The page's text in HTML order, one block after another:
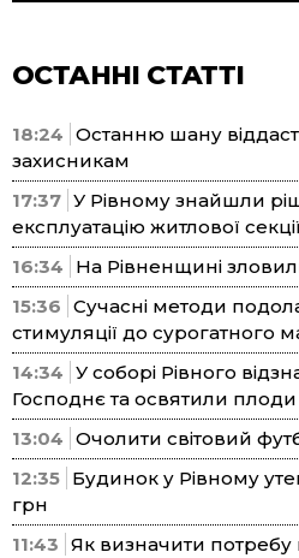
ОСТАННІ СТАТТІ
18:24 Останню шану
захисникам
17:37 У Рівному знайшли
експлуатацію житлової
16:34
На Рівненщині
15:36 Сучасні методи
стимуляції до сурогатного
14:34 У соборі Рівного
Господнє та освятили плоди
13:04 Очолити світовий
12:35 Будинок у Рівному
грн
11:43 Як визначити потребу